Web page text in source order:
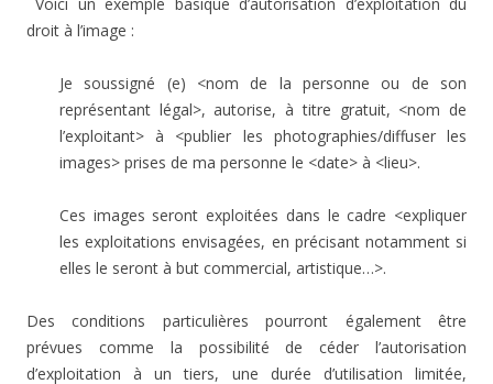
droit à l’image :
Je soussigné (e) <nom de la personne ou de son
représentant légal>, autorise, à titre gratuit, <nom de
l’exploitant> à <publier les photographies/diffuser les
images> prises de ma personne le <date> à <lieu>.
Ces images seront exploitées dans le cadre <expliquer
les exploitations envisagées, en précisant notamment si
elles le seront à but commercial, artistique…>.
Des conditions particulières pourront également être
prévues comme la possibilité de céder l’autorisation
d’exploitation à un tiers, une durée d’utilisation limitée,